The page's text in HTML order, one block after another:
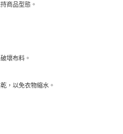
商品型態。
壞布料。
，以免衣物縮水。